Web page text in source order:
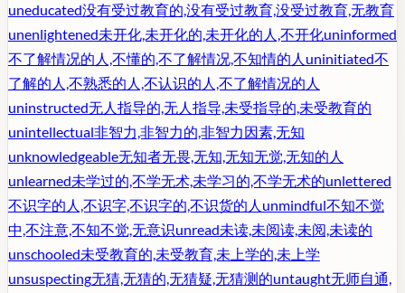
uneducated没有受过教育的,没有受过教育,没受过教育,无教育
unenlightened未开化,未开化的,未开化的人,不开化uninformed
不了解情况的人,不懂的,不了解情况,不知情的人 uninitiated不
了解的人,不熟悉的人,不认识的人,不了解情况的人
uninstructed无人指导的,无人指导,未受指导的,未受教育的
unintellectual非智力,非智力的,非智力因素,无知
unknowledgeable无知者无畏,无知,无知无觉,无知的人
unlearned未学过的,不学无术,未学习的,不学无术的unlettered
不识字的人,不识字,不识字的,不识货的人 unmindful不知不觉
中,不注意,不知不觉,无意识unread未读,未阅读,未阅,未读的
unschooled未受教育的,未受教育,未上学的,未上学
unsuspecting无猜,无猜的,无猜疑,无猜测的untaught无师自通,